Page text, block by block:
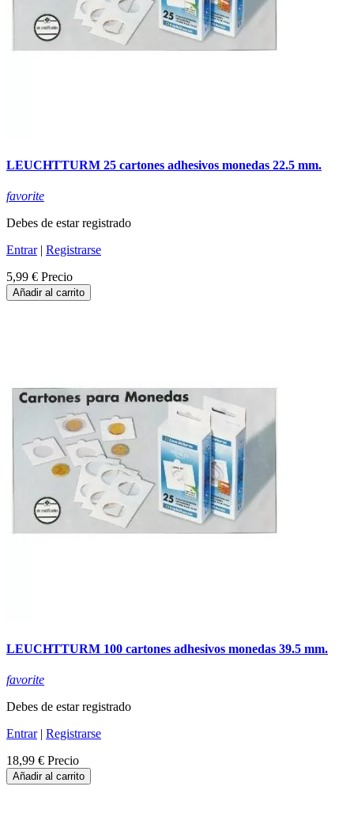
LEUCHTTURM 25 cartones adhesivos monedas 22.5 mm.
favorite
Debes de estar registrado
Entrar| Registrarse
5,99 € Precio
Añadir al carrito
LEUCHTTURM 100 cartones adhesivos monedas 39.5 mm.
favorite
Debes de estar registrado
Entrar| Registrarse
18,99 € Precio
Añadir al carrito